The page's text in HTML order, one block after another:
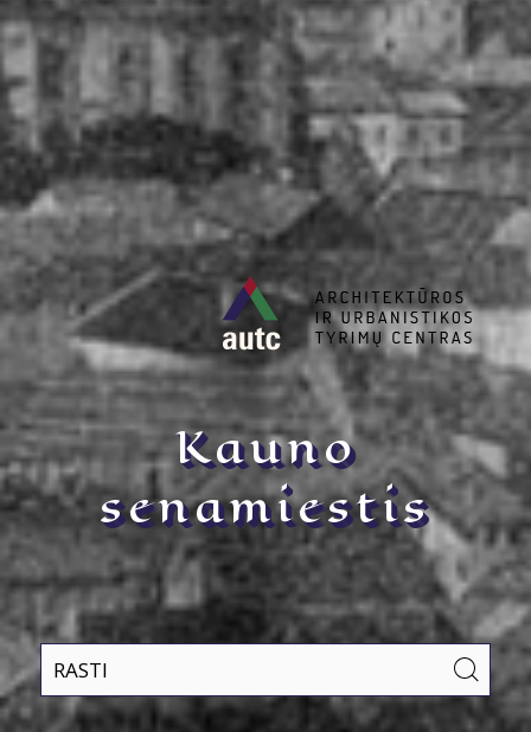
Kauno
senamiestis